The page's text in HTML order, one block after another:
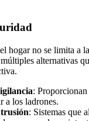
hogar no se limita a
alternativas
:
a los ladrones.
: Sistemas que